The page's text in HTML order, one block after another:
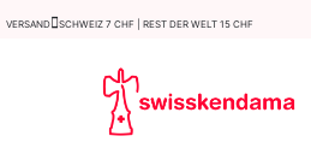
Versand Schweiz 7 CHF | Rest der Welt 15 CHF